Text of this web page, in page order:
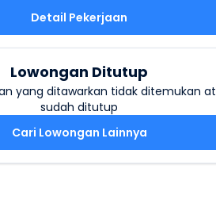
Detail Pekerjaan
Lowongan Ditutup
yang ditawarkan tidak ditemukan
sudah ditutup
Cari Lowongan Lainnya